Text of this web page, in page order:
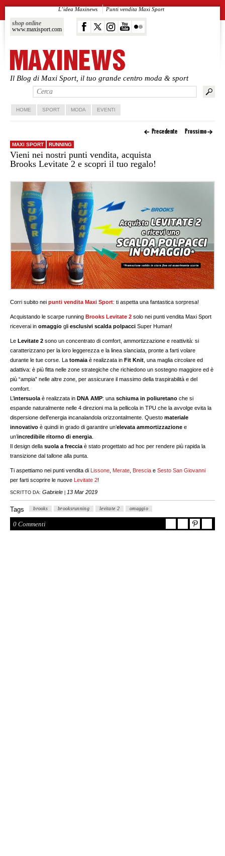
Il Blog di Maxi Sport, il tuo grande centro moda & sport
shop online
www.maxisport.com
L’idea Maxinews Punti vendita Maxi Sport
Vai al contenuto principale
Vai al contenuto secondario
HOME SPORT MODA EVENTI
Precedente Prossimo
MAXI SPORT RUNNING
Vieni nei nostri punti vendita, acquista
Brooks Levitate 2 e scopri il tuo regalo!
Corri subito neipunti vendita Maxi Sport: ti aspetta una fantastica sorpresa!
Acquistando le scarpe runningBrooks Levitate 2 solo nei punti vendita Maxi Sport
riceverai inomaggio gliesclusivi scalda polpacci Super Human!
LeLevitate 2 sono un concentrato di comfort, ammortizzazione e reattività: si
caratterizzano per la loro leggerezza e la linea slanciata, pronte a farti volare
durante le tue corse. Latomaia è realizzata in Fit Knit , una maglia circolare ed
adattiva: è più fitta nelle zone strategiche che richiedono un sostegno maggiore ed è
più “ampia” nelle altre zone, per assicurare il massimo della traspirabilità e del
comfort.
L’intersuola è realizzata inDNA AMP: una schiuma in poliuretano che si
espande naturalmente nelle 4 direzioni ma la pellicola in TPU che la avvolge evita la
dispersione dell’energia incanalandola orizzontalmente. Questomateriale
innovativo è quindi in grado di garantire un’elevata ammortizzazione e
un’incredibile ritorno di energia
Il design dellasuola a freccia è stato progettato ad hoc per rendere più rapida la
transizione dal tallone alla punta.
Ti aspettiamo nei punti vendita di Lissone Merate BresciaeSesto San Giovanni
per farti scoprire le nuove Levitate 2!
SCRITTO DA: Gabriele 13 Mar 2019
Tags brooks brooksrunning levitate 2 omaggio
0 Commenti